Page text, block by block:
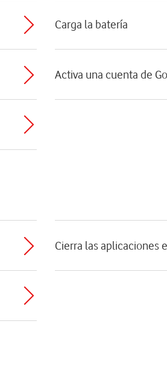
Carga la batería
Activa una cuenta de
Cierra las aplicaciones